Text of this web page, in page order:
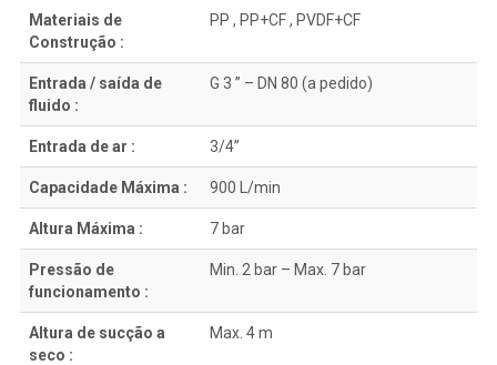
Materiais de
Construção :
PP , PP+CF , PVDF+CF
Entrada / saída de
fluido :
G 3 ” – DN 80 (a pedido)
Entrada de ar : 3/4”
Capacidade Máxima : 900 L/min
Altura Máxima : 7 bar
Pressão de
funcionamento :
Min. 2 bar – Max. 7 bar
Altura de sucção a
seco :
Max. 4 m